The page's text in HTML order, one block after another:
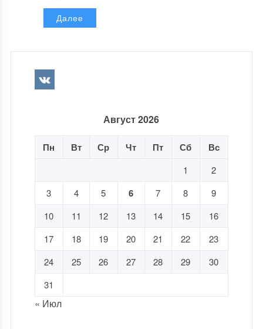
Далее
Август 2026
Пн Вт Ср Чт Пт Сб Вс
1
2
3
4 5 6 7 8
9
10
11 12 13 14 15
16
17
18 19 20 21 22
23
24
25 26 27 28 29
30
31
« Июл